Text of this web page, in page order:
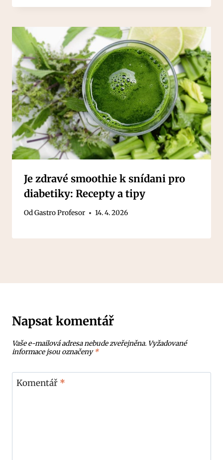
Je zdravé smoothie k snídani pro
diabetiky: Recepty a tipy
OdGastro Profesor 14. 4. 2026
Napsat komentář
Vaše e-mailová adresa nebude zveřejněna. Vyžadované
informace jsou označeny*
Komentář *